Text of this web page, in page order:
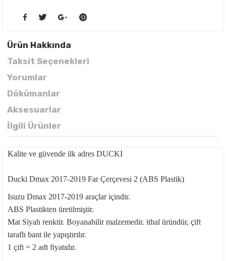
Ürün Hakkında
Taksit Seçenekleri
Yorumlar
Dökümanlar
Aksesuarlar
İlgili Ürünler
Kalite ve güvende ilk adres DUCKI
Ducki Dmax 2017-2019 Far Çerçevesi 2 (ABS Plastik)
Isuzu Dmax 2017-2019 araçlar içindir.
ABS Plastikten üretilmiştir.
Mat Siyah renktir. Boyanabilir malzemedir. ithal üründür, çift
taraflı bant ile yapıştırılır.
1 çift = 2 adt fiyatıdır.